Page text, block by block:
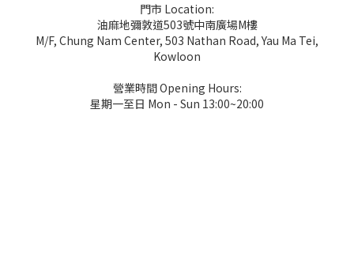
門市 Location:
油麻地彌敦道503號中南廣場M樓
M/F, Chung Nam Center, 503 Nathan Road, Yau Ma Tei,
Kowloon
營業時間 Opening Hours:
星期一至日 Mon - Sun 13:00~20:00